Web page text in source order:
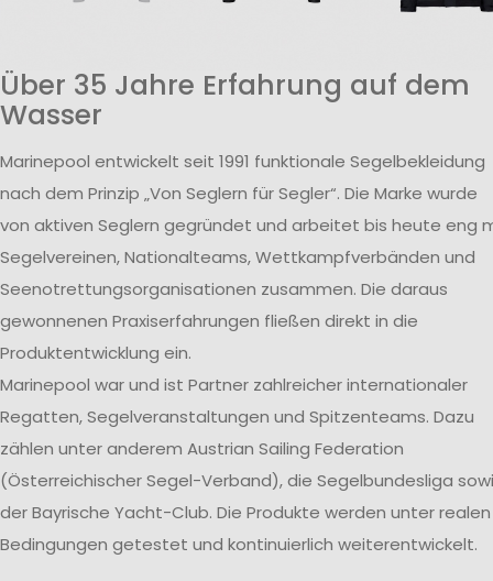
Über 35 Jahre Erfahrung auf dem
Wasser
Marinepool entwickelt seit 1991 funktionale Segelbekleidung
nach dem Prinzip „Von Seglern für Segler“. Die Marke wurde
von aktiven Seglern gegründet und arbeitet bis heute eng
Segelvereinen, Nationalteams, Wettkampfverbänden und
Seenotrettungsorganisationen zusammen. Die daraus
gewonnenen Praxiserfahrungen fließen direkt in die
Produktentwicklung ein.
Marinepool war und ist Partner zahlreicher internationaler
Regatten, Segelveranstaltungen und Spitzenteams. Dazu
zählen unter anderem Austrian Sailing Federation
(Österreichischer Segel-Verband), die Segelbundesliga
der Bayrische Yacht-Club. Die Produkte werden unter realen
Bedingungen getestet und kontinuierlich weiterentwickelt.